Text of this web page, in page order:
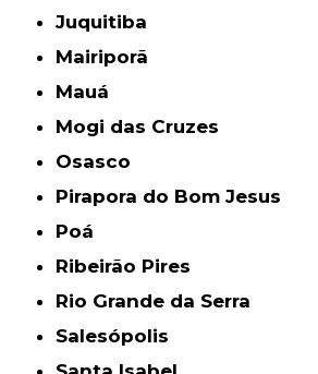
Juquitiba
Mairiporã
Mauá
Mogi das Cruzes
Osasco
Pirapora do Bom Jesus
Poá
Ribeirão Pires
Rio Grande da Serra
Salesópolis